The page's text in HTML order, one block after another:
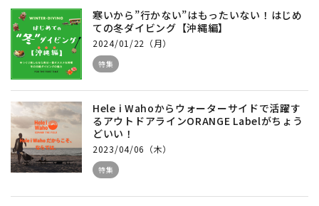
寒いから”行かない”はもったいない！はじめ
ての冬ダイビング【沖縄編】
2024/01/22（月）
特集
Hele i Wahoからウォーターサイドで活躍す
るアウトドアラインORANGE Labelがちょう
どいい！
2023/04/06（木）
特集